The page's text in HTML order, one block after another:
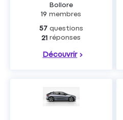
Bollore
19 membres
57 questions
21 réponses
Découvrir